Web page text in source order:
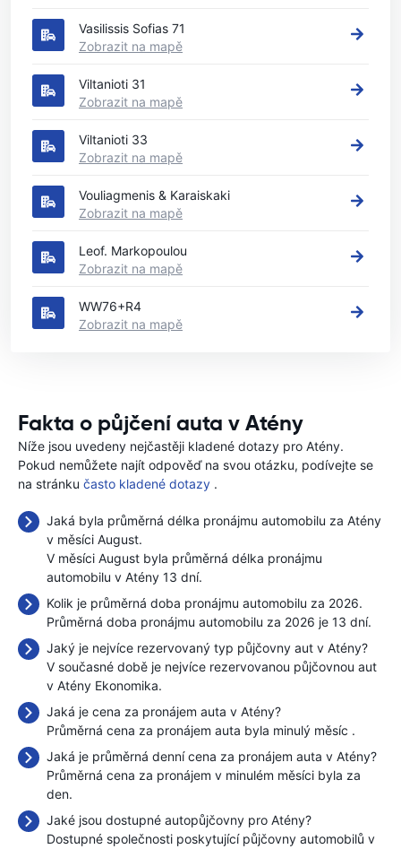
Vasilissis Sofias 71
Zobrazit na mapě
Viltanioti 31
Zobrazit na mapě
Viltanioti 33
Zobrazit na mapě
Vouliagmenis & Karaiskaki
Zobrazit na mapě
Leof. Markopoulou
Zobrazit na mapě
WW76+R4
Zobrazit na mapě
Fakta o půjčení auta v Atény
Níže jsou uvedeny nejčastěji kladené dotazy pro Atény.
Pokud nemůžete najít odpověď na svou otázku, podívejte se
na stránku často kladené dotazy .
Jaká byla průměrná délka pronájmu automobilu za Atény
v měsíci August.
V měsíci August byla průměrná délka pronájmu
automobilu v Atény 13 dní.
Kolik je průměrná doba pronájmu automobilu za 2026.
Průměrná doba pronájmu automobilu za 2026 je 13 dní.
Jaký je nejvíce rezervovaný typ půjčovny aut v Atény?
V současné době je nejvíce rezervovanou půjčovnou aut
v Atény Ekonomika.
Jaká je cena za pronájem auta v Atény?
Průměrná cena za pronájem auta byla minulý měsíc .
Jaká je průměrná denní cena za pronájem auta v Atény?
Průměrná cena za pronájem v minulém měsíci byla za
den.
Jaké jsou dostupné autopůjčovny pro Atény?
Dostupné společnosti poskytující půjčovny automobilů v